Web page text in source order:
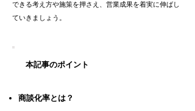
できる考え方や施策を押さえ、営業成果を着実に伸ばし
ていきましょう。
本記事のポイント
商談化率とは？